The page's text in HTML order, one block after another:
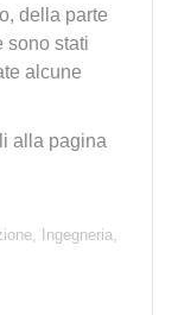
della parte
sono stati
alcune
alla pagina
Ingegneria